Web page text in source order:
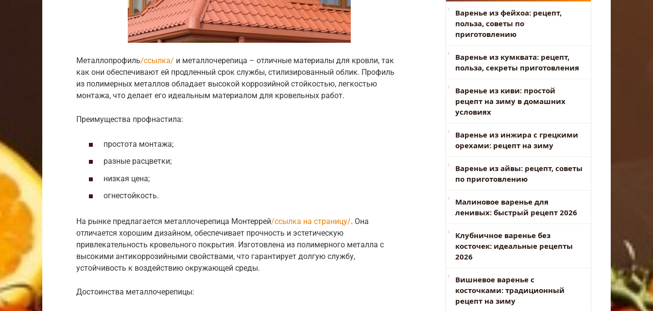
Металлопрофиль/ссылка/ и металлочерепица – отличные материалы для кровли, так
как они обеспечивают ей продленный срок службы, стилизированный облик. Профиль
из полимерных металлов обладает высокой коррозийной стойкостью, легкостью
монтажа, что делает его идеальным материалом для кровельных работ.
Преимущества профнастила:
простота монтажа;
разные расцветки;
низкая цена;
огнестойкость.
На рынке предлагается металлочерепица Монтеррей/ссылка на страницу/. Она
отличается хорошим дизайном, обеспечивает прочность и эстетическую
привлекательность кровельного покрытия. Изготовлена из полимерного металла с
высокими антикоррозийными свойствами, что гарантирует долгую службу,
устойчивость к воздействию окружающей среды.
Достоинства металлочерепицы:
Варенье из фейхоа: рецепт,
польза, советы по
приготовлению
Варенье из кумквата: рецепт,
польза, секреты приготовления
Варенье из киви: простой
рецепт на зиму в домашних
условиях
Варенье из инжира с грецкими
орехами: рецепт на зиму
Варенье из айвы: рецепт, советы
по приготовлению
Малиновое варенье для
ленивых: быстрый рецепт 2026
Клубничное варенье без
косточек: идеальные рецепты
2026
Вишневое варенье с
косточками: традиционный
рецепт на зиму